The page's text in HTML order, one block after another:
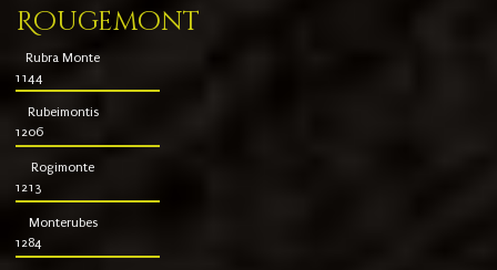
Rougemont
Rubra Monte
1144
Rubeimontis
1206
Rogimonte
1213
Monterubes
1284